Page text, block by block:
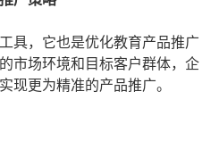
具，它也是优化教育产品推广
市场环境和目标客户群体，企
现更为精准的产品推广。